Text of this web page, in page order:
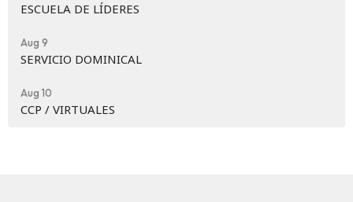
ESCUELA DE LÍDERES
Aug 9
SERVICIO DOMINICAL
Aug 10
CCP / VIRTUALES